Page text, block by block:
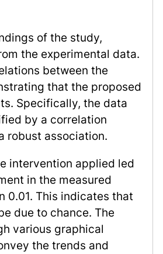
of the study,
the experimental data.
between the
that the proposed
Specifically, the data
by a correlation
robust association.
intervention applied led
in the measured
0.01. This indicates that
due to chance. The
various graphical
the trends and